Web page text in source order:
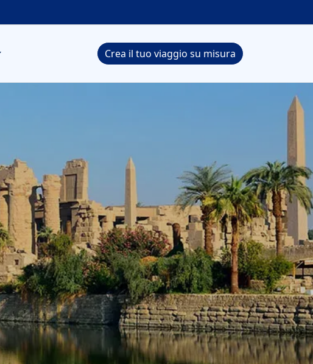
Crea il tuo viaggio su misura